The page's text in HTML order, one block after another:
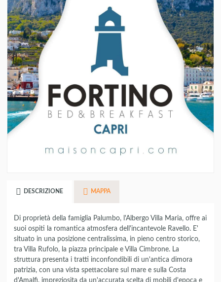
DESCRIZIONE MAPPA
Di proprietà della famiglia Palumbo, l'Albergo Villa Maria, offre ai
suoi ospiti la romantica atmosfera dell'incantevole Ravello. E'
situato in una posizione centralissima, in pieno centro storico,
tra Villa Rufolo, la piazza principale e Villa Cimbrone. La
struttura presenta i tratti inconfondibili di un'antica dimora
patrizia, con una vista spettacolare sul mare e sulla Costa
d'Amalfi, impreziosita da un'accurata scelta di mobili d'epoca e